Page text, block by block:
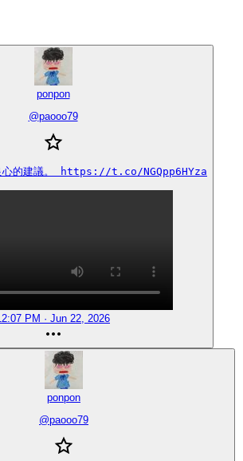
ponpon
@paooo79
心的建議。 https://t.co/NGQpp6HYza
PM · Jun 22, 2026
ponpon
@paooo79